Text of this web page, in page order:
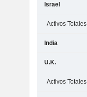
Israel
Activos Totales
India
U.K.
Activos Totales